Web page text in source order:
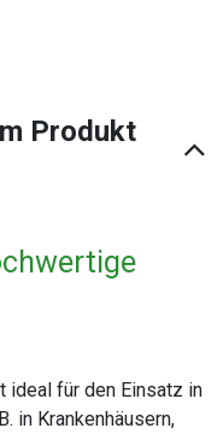
Produkt
ideal für den Einsatz in
in Krankenhäusern,